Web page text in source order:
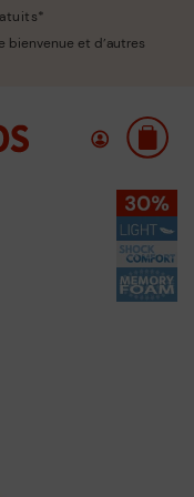
bienvenue et d’autres